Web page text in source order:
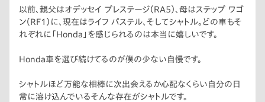
以前、親父はオデッセイ プレステージ（RA5）、母はステップ ワゴ
ン（RF1）に、現在はライフ パステル、そしてシャトル。どの車もそ
れぞれに「Honda」を感じられるのは本当に嬉しいです。
Honda車を選び続けてるのが僕の少ない自慢です。
シャトルほど万能な相棒に次出会えるか心配なくらい自分の日
常に溶け込んでいるそんな存在がシャトルです。